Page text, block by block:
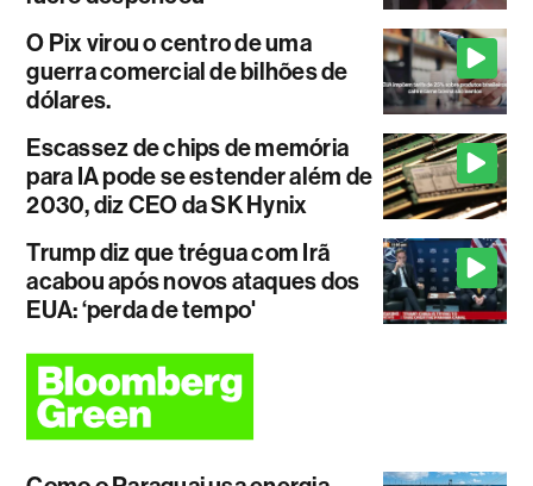
O Pix virou o centro de uma
guerra comercial de bilhões de
dólares.
Escassez de chips de memória
para IA pode se estender além de
2030, diz CEO da SK Hynix
Trump diz que trégua com Irã
acabou após novos ataques dos
EUA: ‘perda de tempo'